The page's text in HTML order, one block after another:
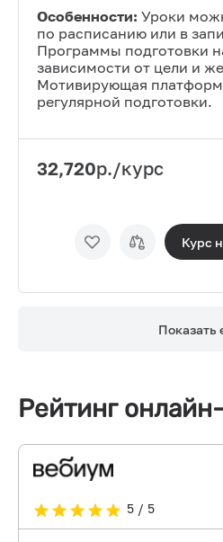
Особенности: Уроки
по расписанию или в
Программы подготовки
зависимости от цели и
Мотивирующая
регулярной подготовки.
32,720р./курс
Курс
Показать
Рейтинг
5 / 5